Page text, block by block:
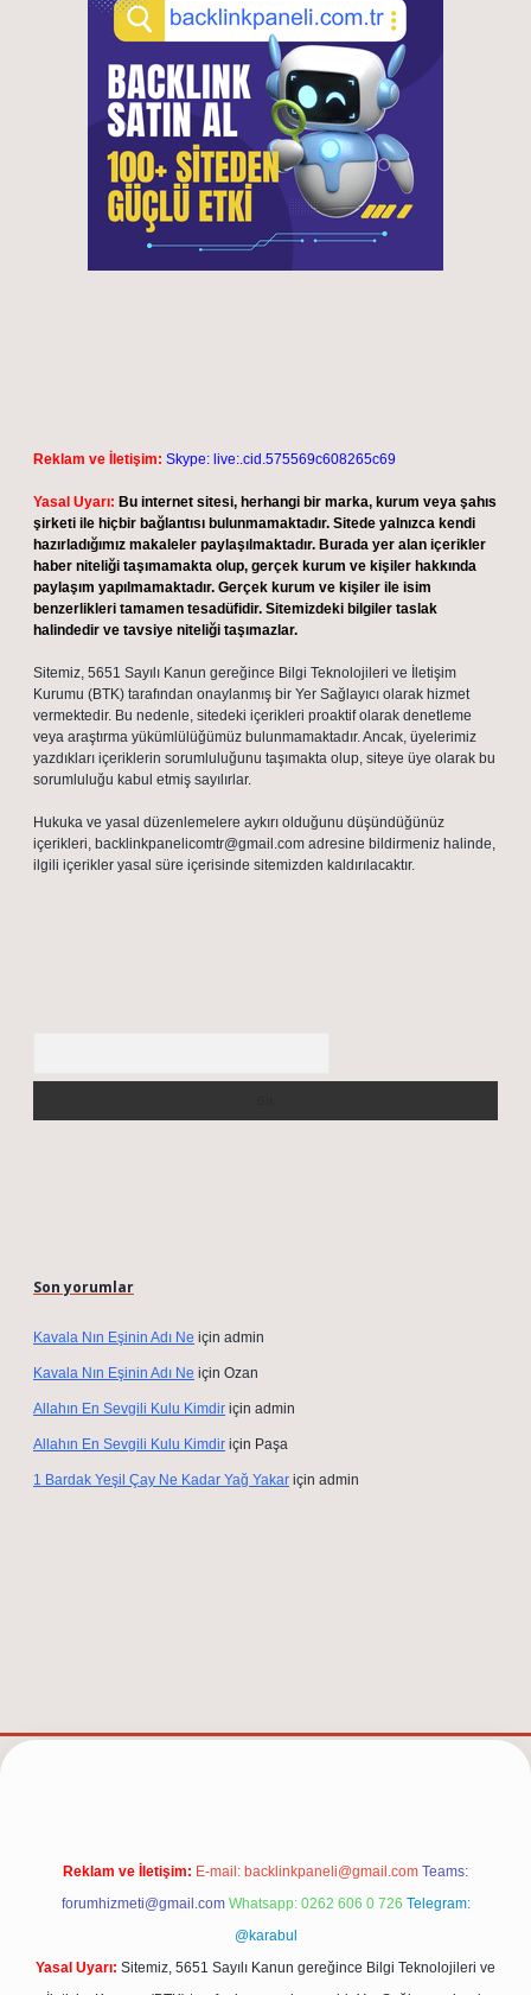
Reklam ve İletişim: Skype: live:.cid.575569c608265c69
Yasal Uyarı: Bu internet sitesi, herhangi bir marka, kurum veya şahıs
şirketi ile hiçbir bağlantısı bulunmamaktadır. Sitede yalnızca kendi
hazırladığımız makaleler paylaşılmaktadır. Burada yer alan içerikler
haber niteliği taşımamakta olup, gerçek kurum ve kişiler hakkında
paylaşım yapılmamaktadır. Gerçek kurum ve kişiler ile isim
benzerlikleri tamamen tesadüfidir. Sitemizdeki bilgiler taslak
halindedir ve tavsiye niteliği taşımazlar.
Sitemiz, 5651 Sayılı Kanun gereğince Bilgi Teknolojileri ve İletişim
Kurumu (BTK) tarafından onaylanmış bir Yer Sağlayıcı olarak hizmet
vermektedir. Bu nedenle, sitedeki içerikleri proaktif olarak denetleme
veya araştırma yükümlülüğümüz bulunmamaktadır. Ancak, üyelerimiz
yazdıkları içeriklerin sorumluluğunu taşımakta olup, siteye üye olarak bu
sorumluluğu kabul etmiş sayılırlar.
Hukuka ve yasal düzenlemelere aykırı olduğunu düşündüğünüz
içerikleri, backlinkpanelicomtr@gmail.com adresine bildirmeniz halinde,
ilgili içerikler yasal süre içerisinde sitemizden kaldırılacaktır.
Son yorumlar
Kavala Nın Eşinin Adı Ne için admin
Kavala Nın Eşinin Adı Ne için Ozan
Allahın En Sevgili Kulu Kimdir için admin
Allahın En Sevgili Kulu Kimdir için Paşa
1 Bardak Yeşil Çay Ne Kadar Yağ Yakar için admin
güncel adresihttps://tulipbett.net/
Reklam ve İletişim: E-mail: backlinkpaneli@gmail.com Teams:
forumhizmeti@gmail.com Whatsapp: 0262 606 0 726 Telegram:
@karabul
Yasal Uyarı: Sitemiz, 5651 Sayılı Kanun gereğince Bilgi Teknolojileri ve